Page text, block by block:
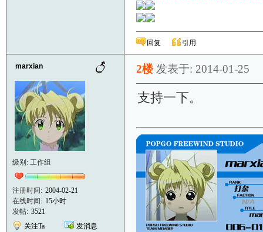
回复 引用
marxian
级别: 工作组
注册时间: 2004-02-21
在线时间: 15小时
发帖: 3521
关注Ta
发消息
2楼 发表于: 2014-01-25
支持一下。